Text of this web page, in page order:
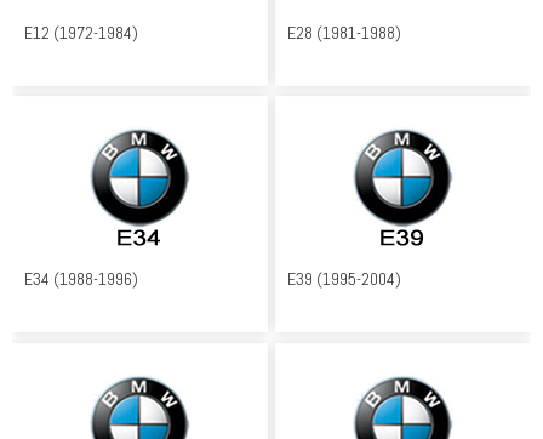
E12 (1972-1984) E28 (1981-1988)
E34 (1988-1996) E39 (1995-2004)